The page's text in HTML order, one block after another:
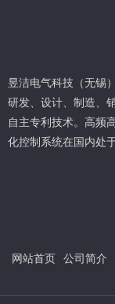
昱洁电气科技（无锡
研发、设计、制造、
自主专利技术。高频
化控制系统在国内处
网站首页 公司简介